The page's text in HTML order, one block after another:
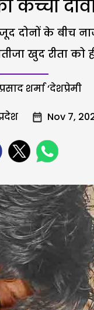
कच्ची
दोनों के
खुद रीता को
शर्मा ‘देशप्रेमी
Nov 7,